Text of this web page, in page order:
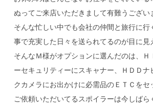
ぬってご来店いただきまして有難うござい
そんな忙しい中でも会社の仲間と旅行に行
事で充実した日々を送られてるのが目に見
そんなＭ様がオプションに選んだのは、Ｈ
ーセキュリティーにスキャナー、ＨＤＤナ
クカメラにお出かけに必需品のＥＴＣをセ
ご依頼いただいてるスポイラーは今しばら